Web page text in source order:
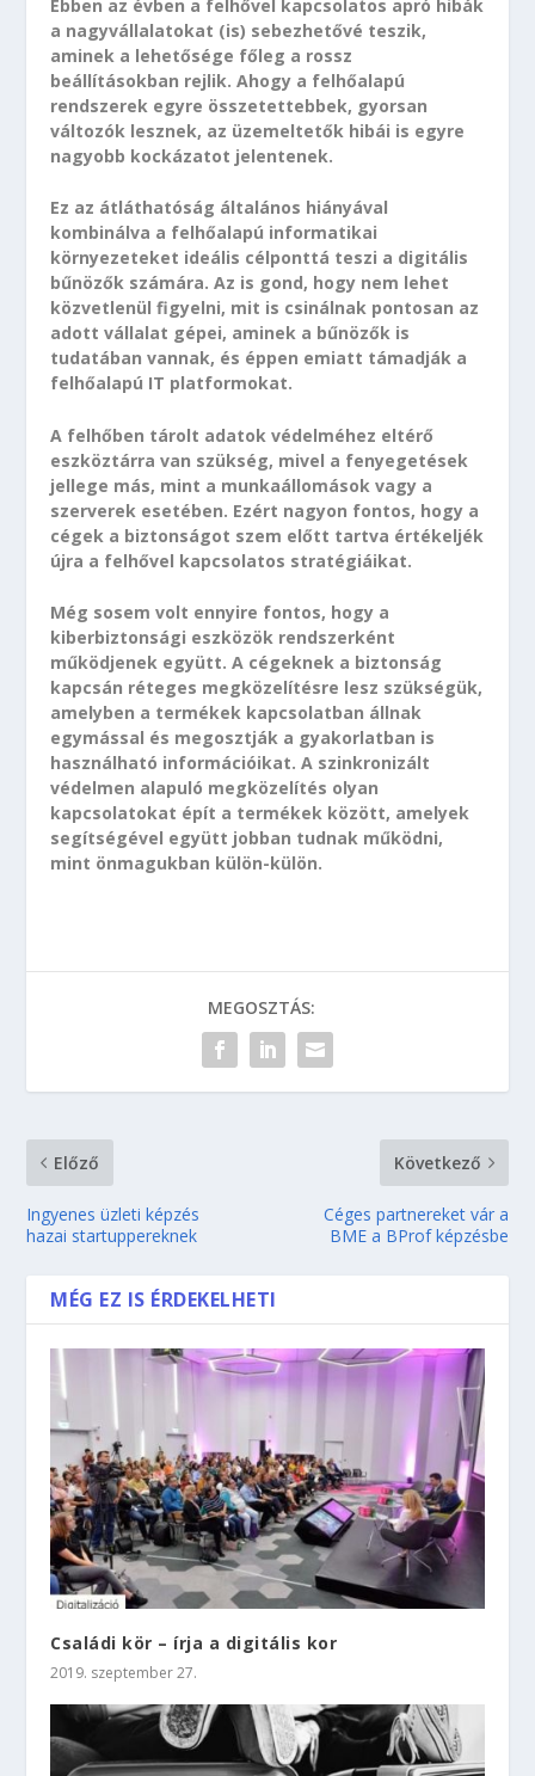
Ebben az évben a felhővel kapcsolatos apró hibák
a nagyvállalatokat (is) sebezhetővé teszik,
aminek a lehetősége főleg a rossz
beállításokban rejlik. Ahogy a felhőalapú
rendszerek egyre összetettebbek, gyorsan
változók lesznek, az üzemeltetők hibái is egyre
nagyobb kockázatot jelentenek.
Ez az átláthatóság általános hiányával
kombinálva a felhőalapú informatikai
környezeteket ideális célponttá teszi a digitális
bűnözők számára. Az is gond, hogy nem lehet
közvetlenül figyelni, mit is csinálnak pontosan az
adott vállalat gépei, aminek a bűnözők is
tudatában vannak, és éppen emiatt támadják a
felhőalapú IT platformokat.
A felhőben tárolt adatok védelméhez eltérő
eszköztárra van szükség, mivel a fenyegetések
jellege más, mint a munkaállomások vagy a
szerverek esetében. Ezért nagyon fontos, hogy a
cégek a biztonságot szem előtt tartva értékeljék
újra a felhővel kapcsolatos stratégiáikat.
Még sosem volt ennyire fontos, hogy a
kiberbiztonsági eszközök rendszerként
működjenek együtt. A cégeknek a biztonság
kapcsán réteges megközelítésre lesz szükségük,
amelyben a termékek kapcsolatban állnak
egymással és megosztják a gyakorlatban is
használható információikat. A szinkronizált
védelmen alapuló megközelítés olyan
kapcsolatokat épít a termékek között, amelyek
segítségével együtt jobban tudnak működni,
mint önmagukban külön-külön.
MEGOSZTÁS:
Előző
Ingyenes üzleti képzés
hazai startuppereknek
Következő
Céges partnereket vár a
BME a BProf képzésbe
MÉG EZ IS ÉRDEKELHETI
Családi kör – írja a digitális kor
2019. szeptember 27.